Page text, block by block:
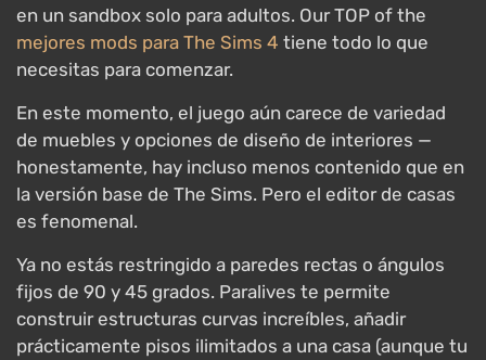
en un sandbox solo para adultos. Our TOP of the
mejores mods para The Sims 4 tiene todo lo que
necesitas para comenzar.
En este momento, el juego aún carece de variedad
de muebles y opciones de diseño de interiores —
honestamente, hay incluso menos contenido que en
la versión base de The Sims. Pero el editor de casas
es fenomenal.
Ya no estás restringido a paredes rectas o ángulos
fijos de 90 y 45 grados. Paralives te permite
construir estructuras curvas increíbles, añadir
prácticamente pisos ilimitados a una casa (aunque tu